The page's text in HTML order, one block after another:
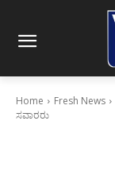
Home Fresh News
ಸವಾರರು